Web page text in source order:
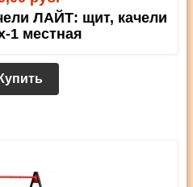
ЛАЙТ: щит, качели
1 местная